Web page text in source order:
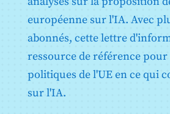
Article 43 : Évaluation de la
Article 45 : Obligations
organismes notifiés
Article 46 : Dérogation à la
de la conformité
Article 47 : Déclaration de
93
100
104 105
109
110 111 112
115
Annexe X : Actes législatifs de
systèmes d'information à grande
domaine de la liberté, de la
Annexe XI : Documentation
53, paragraphe 1, point a) -
destinée aux fournisseurs de
général
Annexe XII : Informations
européenne sur l'IA. Avec
abonnés, cette lettre
ressource de référence pour
politiques de l'UE en ce qui
sur l'IA.